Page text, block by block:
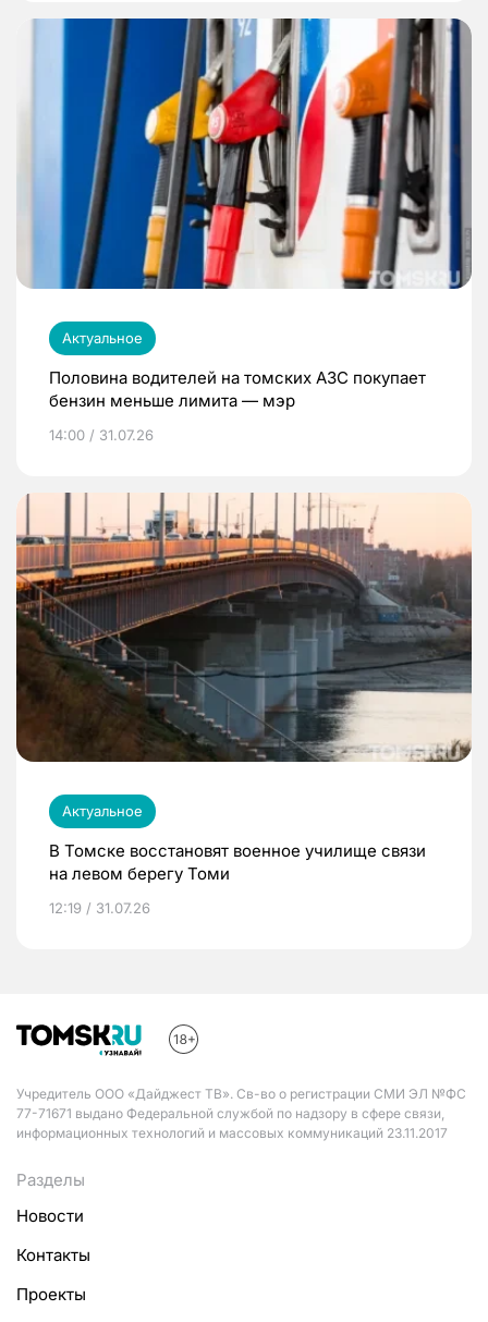
Актуальное
Половина водителей на томских АЗС покупает
бензин меньше лимита — мэр
14:00 / 31.07.26
Актуальное
В Томске восстановят военное училище связи
на левом берегу Томи
12:19 / 31.07.26
Учредитель ООО «Дайджест ТВ». Св-во о регистрации СМИ ЭЛ №ФС
77-71671 выдано Федеральной службой по надзору в сфере связи,
информационных технологий и массовых коммуникаций 23.11.2017
Разделы
Новости
Контакты
Проекты